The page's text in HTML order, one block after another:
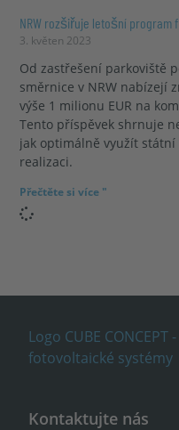
NRW rozšiřuje letošní program
3. květen 2023
Od zastřešení parkoviště
směrnice v NRW nabízejí
výše 1 milionu EUR na
Tento příspěvek shrnuje
jak optimálně využít
realizaci.
Přečtěte si více "
Kontaktujte nás